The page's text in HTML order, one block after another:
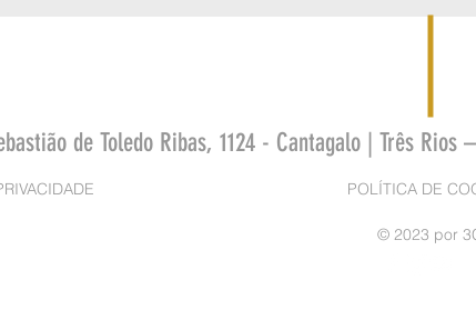
de Toledo Ribas, 1124 - Cantagalo | Três Rios
POLÍTICA DE
© 2023 por